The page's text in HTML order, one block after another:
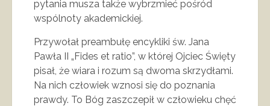
pytania musza także wybrzmieć pośród
wspólnoty akademickiej.
Przywołał preambułę encykliki św. Jana
Pawła II „Fides et ratio”, w której Ojciec Święty
pisał, że wiara i rozum są dwoma skrzydłami.
Na nich człowiek wznosi się do poznania
prawdy. To Bóg zaszczepił w człowieku chęć